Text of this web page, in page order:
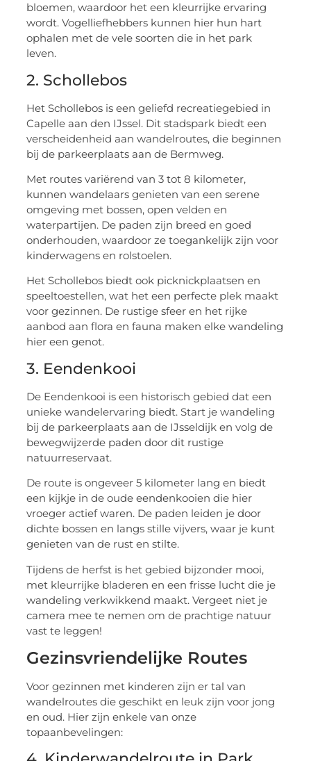
bloemen, waardoor het een kleurrijke ervaring
wordt. Vogelliefhebbers kunnen hier hun hart
ophalen met de vele soorten die in het park
leven.
2. Schollebos
Het Schollebos is een geliefd recreatiegebied in
Capelle aan den IJssel. Dit stadspark biedt een
verscheidenheid aan wandelroutes, die beginnen
bij de parkeerplaats aan de Bermweg.
Met routes variërend van 3 tot 8 kilometer,
kunnen wandelaars genieten van een serene
omgeving met bossen, open velden en
waterpartijen. De paden zijn breed en goed
onderhouden, waardoor ze toegankelijk zijn voor
kinderwagens en rolstoelen.
Het Schollebos biedt ook picknickplaatsen en
speeltoestellen, wat het een perfecte plek maakt
voor gezinnen. De rustige sfeer en het rijke
aanbod aan flora en fauna maken elke wandeling
hier een genot.
3. Eendenkooi
De Eendenkooi is een historisch gebied dat een
unieke wandelervaring biedt. Start je wandeling
bij de parkeerplaats aan de IJsseldijk en volg de
bewegwijzerde paden door dit rustige
natuurreservaat.
De route is ongeveer 5 kilometer lang en biedt
een kijkje in de oude eendenkooien die hier
vroeger actief waren. De paden leiden je door
dichte bossen en langs stille vijvers, waar je kunt
genieten van de rust en stilte.
Tijdens de herfst is het gebied bijzonder mooi,
met kleurrijke bladeren en een frisse lucht die je
wandeling verkwikkend maakt. Vergeet niet je
camera mee te nemen om de prachtige natuur
vast te leggen!
Gezinsvriendelijke Routes
Voor gezinnen met kinderen zijn er tal van
wandelroutes die geschikt en leuk zijn voor jong
en oud. Hier zijn enkele van onze
topaanbevelingen: